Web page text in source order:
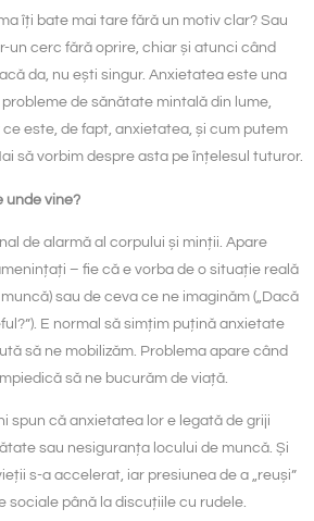
îți bate mai tare fără un motiv clar? Sau
un cerc fără oprire, chiar și atunci când
da, nu ești singur. Anxietatea este una
de sănătate mintală din lume,
ce este, de fapt, anxietatea, și cum putem
să vorbim despre asta pe înțelesul tuturor.
unde vine?
de alarmă al corpului și minții. Apare
– fie că e vorba de o situație reală
sau de ceva ce ne imaginăm („Dacă
E normal să simțim puțină anxietate
să ne mobilizăm. Problema apare când
să ne bucurăm de viață.
spun că anxietatea lor e legată de griji
sau nesiguranța locului de muncă. Și
s-a accelerat, iar presiunea de a „reuși”
sociale până la discuțiile cu rudele.